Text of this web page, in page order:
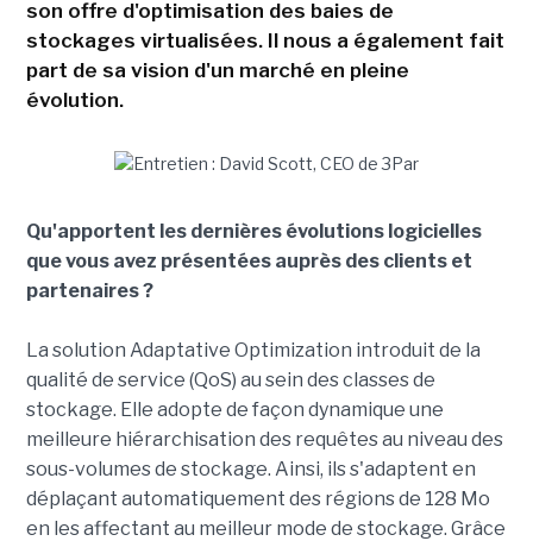
son offre d'optimisation des baies de
stockages virtualisées. Il nous a également fait
part de sa vision d'un marché en pleine
évolution.
Qu'apportent les dernières évolutions logicielles
que vous avez présentées auprès des clients et
partenaires ?
La solution Adaptative Optimization introduit de la
qualité de service (QoS) au sein des classes de
stockage. Elle adopte de façon dynamique une
meilleure hiérarchisation des requêtes au niveau des
sous-volumes de stockage. Ainsi, ils s'adaptent en
déplaçant automatiquement des régions de 128 Mo
en les affectant au meilleur mode de stockage. Grâce